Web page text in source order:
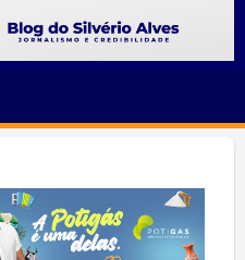
SILVERIO
ALVES